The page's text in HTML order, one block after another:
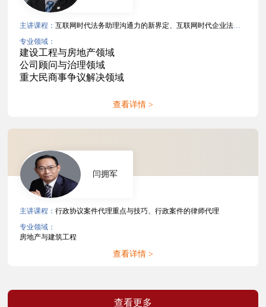
主讲课程：互联网时代法务助理沟通力的新界定、互联网时代企业法务沟通力
专业领域：
建设工程与房地产领域
公司顾问与治理领域
重大民商事争议解决领域
查看详情 >
主讲课程：行政协议案件代理重点与技巧、行政案件的律师代理
专业领域：
房地产与建筑工程
查看详情 >
闫拥军
查看更多